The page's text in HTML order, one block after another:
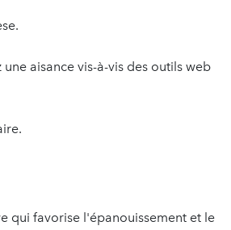
aisance vis-à-vis des outils web
qui favorise l'épanouissement et le